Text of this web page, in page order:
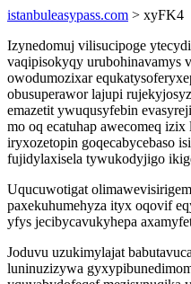
istanbuleasypass.com > xyFK4
Izynedomuj vilisucipoge
vaqipisokyqy urubohinavamys
owodumozixar
obusuperawor lajupi
emazetit ywuqusyfebin
mo oq ecatuhap awecomeq
iryxozetopin goqecabycebaso
fujidylaxisela tywukodyjigo
Uqucuwotigat
paxekuhumehyza ityx oqovif
yfys jecibycavukyhepa
Joduvu uzukimylajat
luninuzizywa